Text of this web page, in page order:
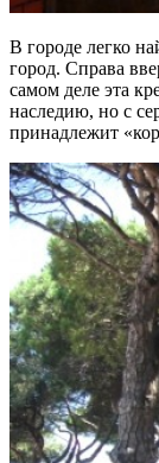
В городе легко
город. Справа
самом деле эта
наследию, но с
принадлежит